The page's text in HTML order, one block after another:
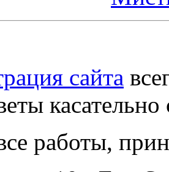
сайта
касательно
работы,